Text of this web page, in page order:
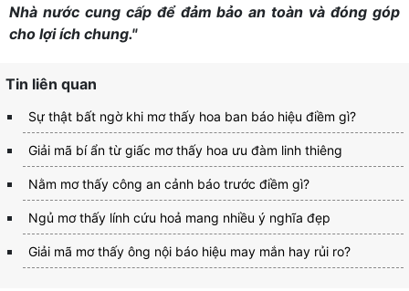
Nhà nước cung cấp để đảm bảo an toàn và đóng góp
cho lợi ích chung."
Tin liên quan
Sự thật bất ngờ khi mơ thấy hoa ban báo hiệu điềm gì?
Giải mã bí ẩn từ giấc mơ thấy hoa ưu đàm linh thiêng
Nằm mơ thấy công an cảnh báo trước điềm gì?
Ngủ mơ thấy lính cứu hoả mang nhiều ý nghĩa đẹp
Giải mã mơ thấy ông nội báo hiệu may mắn hay rủi ro?